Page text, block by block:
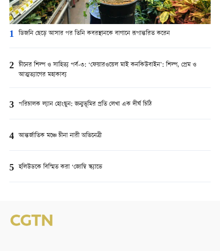
1 ডিজনি ছেড়ে আসার পর তিনি কবরস্থানকে বাগানে রূপান্তরিত করেন
2 চীনের শিল্প ও সাহিত্য পর্ব-৩: ‘ফেয়ারওয়েল মাই কনকিউবাইন’: শিল্প, প্রেম ও
আত্মত্যাগের মহাকাব্য
3 পরিচালক ল্যান হোংছুন: জন্মভূমির প্রতি লেখা এক দীর্ঘ চিঠি
4 আন্তর্জাতিক মঞ্চে চীনা নারী অভিনেত্রী
5 হলিউডকে বিস্মিত করা ‘জোম্বি স্ক্যাভে